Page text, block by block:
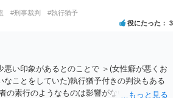
#刑事裁判 #執行猶予
役にたった 3
悪い印象があるとのことで ＞(女性癖が悪くお
なことをしていた)執行猶予付きの判決もある
の素行のようなものは影響がないかと思いま